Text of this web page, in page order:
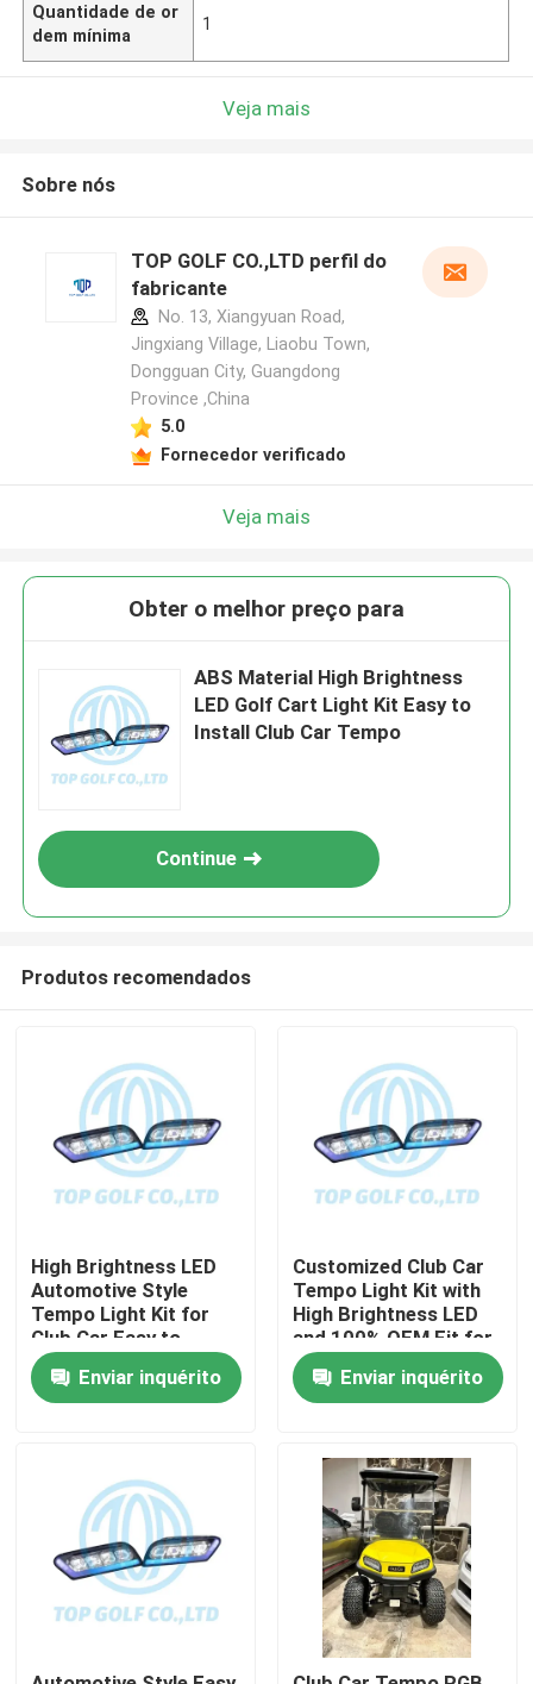
Casa
Produtos
Sobre nós
Quantidade de or
dem mínima
1
Veja mais
Sobre nós
TOP GOLF CO.,LTD perfil do
fabricante
No. 13, Xiangyuan Road,
Jingxiang Village, Liaobu Town,
Dongguan City, Guangdong
Province ,China
5.0
Fornecedor verificado
Veja mais
Obter o melhor preço para
ABS Material High Brightness
LED Golf Cart Light Kit Easy to
Install Club Car Tempo
Continue
Produtos recomendados
High Brightness LED
Automotive Style
Tempo Light Kit for
Club Car Easy to
Install Golf Cart LED
Light KitEnviar inquérito
Customized Club Car
Tempo Light Kit with
High Brightness LED
and 100% OEM Fit for
Golf Cart
Enviar inquérito